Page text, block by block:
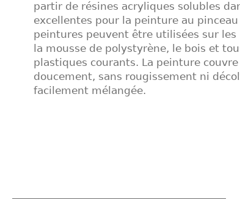
partir de résines acryliques solubles
excellentes pour la peinture au
peintures peuvent être utilisées sur les
la mousse de polystyrène, le bois et
plastiques courants. La peinture
doucement, sans rougissement ni
facilement mélangée.